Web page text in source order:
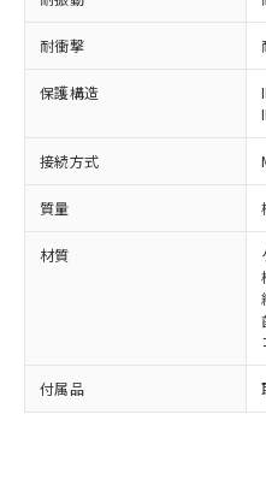
耐衝撃
保護構造
接続方式
質量
材質
付属品
覧された時点
準価格とは異
了承ください。
正式な納期状
様のお取引先
ムロン制御機
ご相談くださ
オムロン制御
販売ネ
在庫状況およ
事前の承諾な
示しないよう
マイパーツ機
ビス）をご利
メンバーズに
鉛(Pb) 1000ppm以下、
ミウム(Cd) 100ppm以下、
六価クロム(Cr(Ⅵ))
類(PBB) 1000ppm以下、
(PBDE) 1000ppm以下、フ
ル) (DEHP)(別名：DOP)
ルベンジル（BBP）
(DIBP) 1000ppm以下
但し、RoHS指令で産業
フタル酸エステル類の４
図的な使用がないことを
部品在庫の切り替
月が前後することが
*中国RoHS10物質の基準
Pb(鉛) :1000ppm、 Hg(
ニル類) : 1000ppm、
ル) : 1000ppm、
DEHP(フタル酸ビス(2-エ
※2 環境保護使用
「ｅ」：有害物質
準値以下であること
「10」：通常の使
質が外部に漏えいし
及ぼさない年数を意
または国外へ
国政府の輸出
可)を取得する
当社は規制貨
全に破砕する
いよう必要な
当社は貴社製
ル、化学兵器
武器並びにこ
使用いたしま
当社は、貴社
場合は、上記
該第三者に通
販売先および
法に輸出する
り引きをいた
一定数以
一定数に
在庫なし(
いては、
たはお客
機器販売
認くださ
受注生産
情報を公